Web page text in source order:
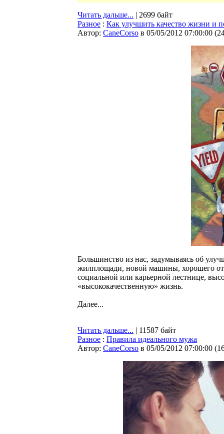
Читать дальше... | 2699 байт
Разное : Как улучшить качество жизни и
Автор: CaneCorso в 05/05/2012 07:00:00 (
Большинство из нас, задумываясь об
жилплощади, новой машины, хорошего
социальной или карьерной лестнице,
«высококачественную» жизнь.
Далее...
Читать дальше... | 11587 байт
Разное : Правила идеального мужа
Автор: CaneCorso в 05/05/2012 07:00:00 (